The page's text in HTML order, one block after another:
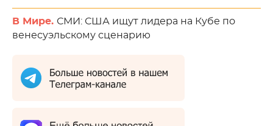
В Мире. СМИ: США ищут лидера на Кубе по
венесуэльскому сценарию